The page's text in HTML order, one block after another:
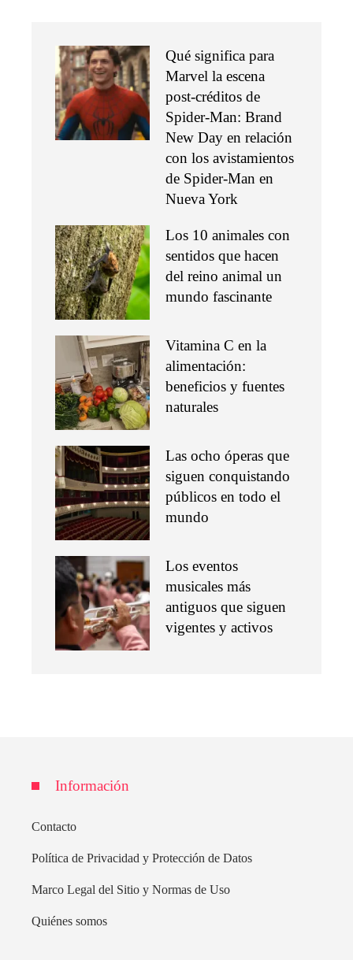
Qué significa para
Marvel la escena
post-créditos de
Spider-Man: Brand
New Day en relación
con los avistamientos
de Spider-Man en
Nueva York
Los 10 animales con
sentidos que hacen
del reino animal un
mundo fascinante
Vitamina C en la
alimentación:
beneficios y fuentes
naturales
Las ocho óperas que
siguen conquistando
públicos en todo el
mundo
Los eventos
musicales más
antiguos que siguen
vigentes y activos
Información
Contacto
Política de Privacidad y Protección de Datos
Marco Legal del Sitio y Normas de Uso
Quiénes somos